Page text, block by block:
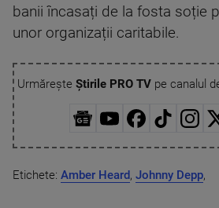
banii încasați de la fosta soție
unor organizații caritabile.
Urmărește Știrile PRO TVpe canalul
Etichete: Amber Heard, Johnny Depp,